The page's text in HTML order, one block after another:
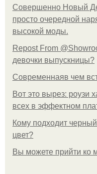
Совершенно Новый
просто очередной
высокой моды.
Repost From
девочки выпускницы?
Современнаяв чем
Вот это вырез: роузи
всех в эффектном
Кому подходит
цвет?
Вы можете прийти ко